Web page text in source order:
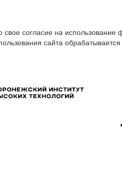
свое согласие на
сайта